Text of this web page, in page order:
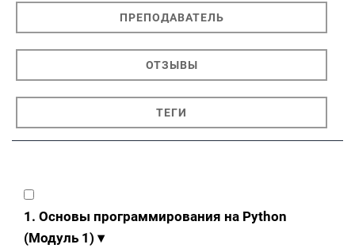
ПРЕПОДАВАТЕЛЬ
ОТЗЫВЫ
ТЕГИ
1. Основы программирования на Python
(Модуль 1) ▾